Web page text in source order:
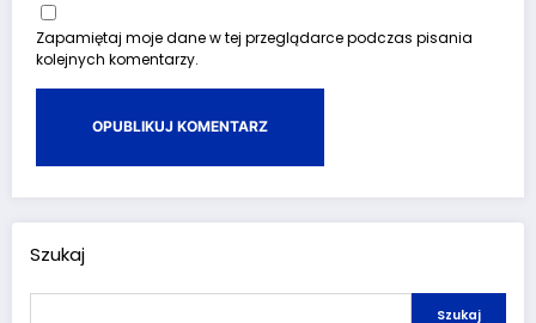
Zapamiętaj moje dane w tej przeglądarce podczas pisania
kolejnych komentarzy.
Szukaj
Szukaj